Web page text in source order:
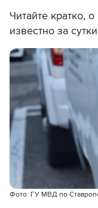
Читайте кратко,
известно за сутки
Фото: ГУ МВД по